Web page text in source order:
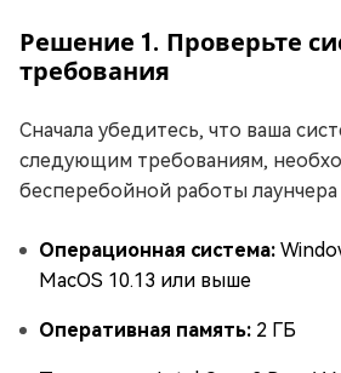
Решение 1. Проверьте
требования
Сначала убедитесь, что ваша
следующим требованиям,
бесперебойной работы лаунчера
Операционная система:
MacOS 10.13 или выше
Оперативная память: 2 ГБ